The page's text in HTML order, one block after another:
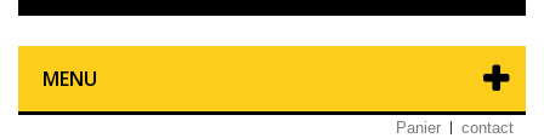
MENU
Panier contact